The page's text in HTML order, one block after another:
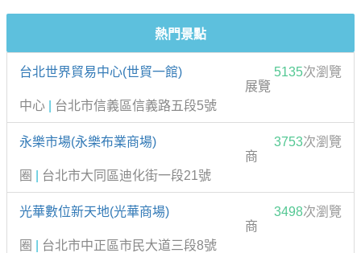
熱門景點
台北世界貿易中心(世貿一館) 5135次瀏覽
展覽
中心
台北市信義區信義路五段5號
永樂市場(永樂布業商場) 3753次瀏覽
商
圈
台北市大同區迪化街一段21號
光華數位新天地(光華商場) 3498次瀏覽
商
圈
台北市中正區市民大道三段8號